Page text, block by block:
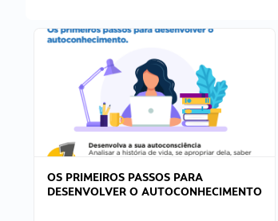
OS PRIMEIROS PASSOS PARA
DESENVOLVER O AUTOCONHECIMENTO